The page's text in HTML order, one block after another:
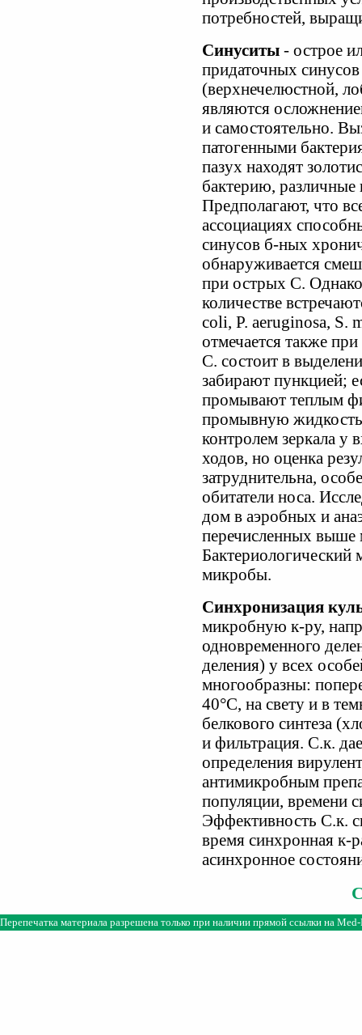
потребностей,
Синуситы - острое
придаточных
(верхнечелюстной,
являются
и самостоятельно.
патогенными
пазух находят
бактерию, различные
Предполагают, что
ассоциациях
синусов б-ных
обнаруживается
при острых С.
количестве
coli, P. aeruginosa, S.
отмечается также
С. состоит в
забирают пункцией;
промывают теплым
промывную
контролем зеркала у
ходов, но оценка
затруднительна,
обитатели носа.
дом в аэробных и
перечисленных
Бактериологический
микробы.
Синхронизация
микробную к-ру,
одновременного
деления) у всех
многообразны:
40°С, на свету и в
белкового синтеза
и фильтрация. С.к.
определения
антимикробным
популяции, времени
Эффективность С.к.
время синхронная к-
асинхронное
Перепечатка материала разрешена только при наличии прямой ссылки на